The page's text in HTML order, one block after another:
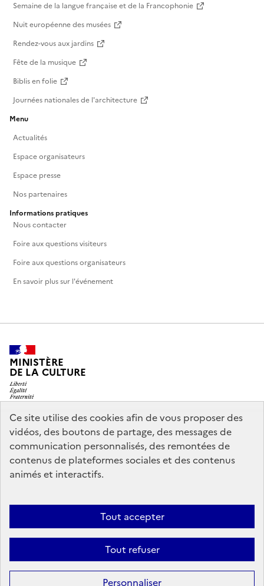
Ce site utilise des cookies afin de vous proposer des
vidéos, des boutons de partage, des messages de
communication personnalisés, des remontées de
contenus de plateformes sociales et des contenus
animés et interactifs.
Tout accepter
Tout refuser
Personnaliser
Semaine de la langue française et de la Francophonie
Nuit européenne des musées
Rendez-vous aux jardins
Fête de la musique
Biblis en folie
Journées nationales de l'architecture
Menu
Actualités
Espace organisateurs
Espace presse
Nos partenaires
Informations pratiques
Nous contacter
Foire aux questions visiteurs
Foire aux questions organisateurs
En savoir plus sur l'événement
MINISTÈRE
DE LA CULTURE
legifrance.gouv.fr
info.gouv.fr
service-public.gouv.fr
data.gouv.fr
Mentions légales
conforme
Politique d’utilisation des témoins de connexion
Sauf mention contraire, tous les contenus de ce site sont sous